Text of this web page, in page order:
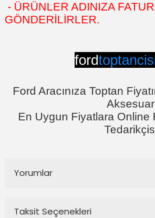
- ÜRÜNLER ADINIZA
GÖNDERİLİRLER.
ford
Ford Aracınıza Toptan
Aksesuar
En Uygun Fiyatlara Online
Yorumlar
Taksit Seçenekleri